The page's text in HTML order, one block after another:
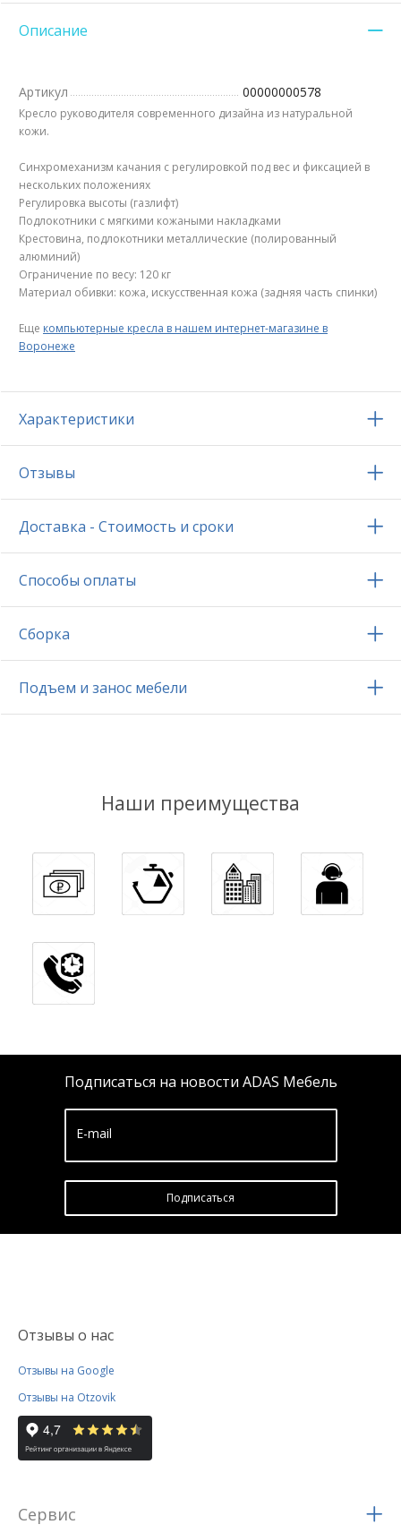
Описание
Артикул 00000000578
Кресло руководителя современного дизайна из натуральной
кожи.
Синхромеханизм качания с регулировкой под вес и фиксацией в
нескольких положениях
Регулировка высоты (газлифт)
Подлокотники с мягкими кожаными накладками
Крестовина, подлокотники металлические (полированный
алюминий)
Ограничение по весу: 120 кг
Материал обивки: кожа, искусственная кожа (задняя часть спинки)
Еще компьютерные кресла в нашем интернет-магазине в
Воронеже
Характеристики
Отзывы
Доставка - Стоимость и сроки
Способы оплаты
Сборка
Подъем и занос мебели
Наши преимущества
Подписаться на новости ADAS Мебель
E-mail
Подписатьcя
Отзывы о нас
Отзывы на Google
Отзывы на Otzovik
Сервис